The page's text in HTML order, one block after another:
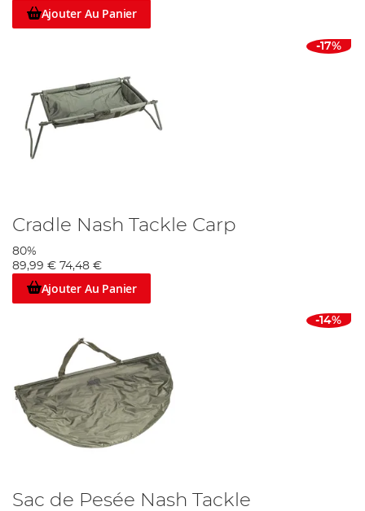
Ajouter Au Panier
-17%
Cradle Nash Tackle Carp
80%
89,99 € 74,48 €
Ajouter Au Panier
-14%
Sac de Pesée Nash Tackle